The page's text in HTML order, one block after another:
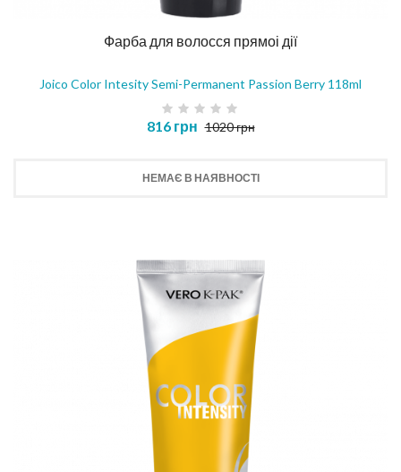
Фарба для волосся прямоі дії
Joico Color Intesity Semi-Permanent Passion Berry 118ml
816 грн 1020 грн
НЕМАЄ В НАЯВНОСТІ